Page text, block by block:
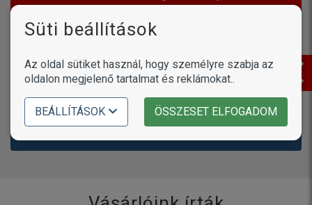
Értékelések (0)
Még nincsenek hozzászólások. Légy te az első!
Süti beállítások
Az oldal sütiket használ, hogy személyre szabja az
oldalon megjelenő tartalmat és reklámokat..
BEÁLLÍTÁSOK ÖSSZESET ELFOGADOM